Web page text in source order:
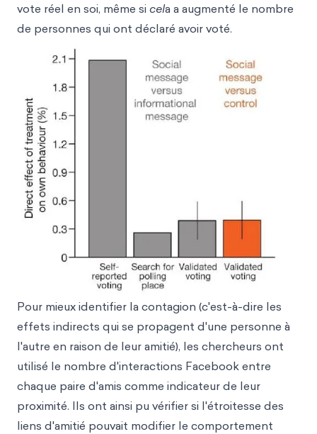
vote réel en soi, même si cela a augmenté le nombre
de personnes qui ont déclaré avoir voté.
Pour mieux identifier la contagion (c'est-à-dire les
effets indirects qui se propagent d'une personne à
l'autre en raison de leur amitié), les chercheurs ont
utilisé le nombre d'interactions Facebook entre
chaque paire d'amis comme indicateur de leur
proximité. Ils ont ainsi pu vérifier si l'étroitesse des
liens d'amitié pouvait modifier le comportement